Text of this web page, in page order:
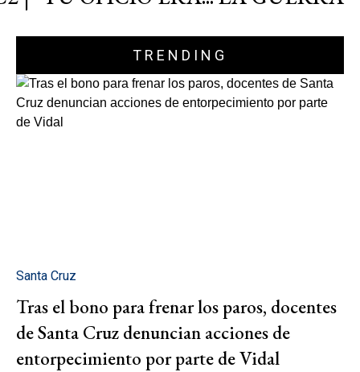
TRENDING
Santa Cruz
Tras el bono para frenar los paros, docentes
de Santa Cruz denuncian acciones de
entorpecimiento por parte de Vidal